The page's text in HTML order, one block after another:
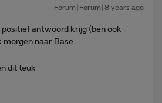
Forum|Forum|8 years ago
positief antwoord krijg (ben ook
naar Base.
dit leuk